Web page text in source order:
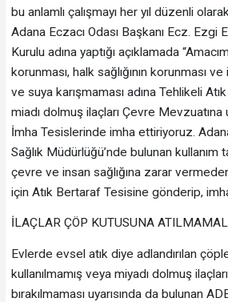
bu anlamlı çalışmayı her yıl düzenli
Adana Eczacı Odası Başkanı Ecz. Ezgi
Kurulu adına yaptığı açıklamada
korunması, halk sağlığının korunması ve
ve suya karışmaması adına Tehlikeli
miadı dolmuş ilaçları Çevre Mevzuatına
İmha Tesislerinde imha ettiriyoruz.
Sağlık Müdürlüğü’nde bulunan kullanım
çevre ve insan sağlığına zarar
için Atık Bertaraf Tesisine gönderip,
İLAÇLAR ÇÖP KUTUSUNA ATILMAMALI
Evlerde evsel atık diye adlandırılan
kullanılmamış veya miyadı dolmuş
bırakılmaması uyarısında da bulunan